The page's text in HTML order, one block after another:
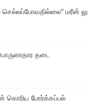
மரீன் லு
தடை
கொரிய போர்க்கப்பல்